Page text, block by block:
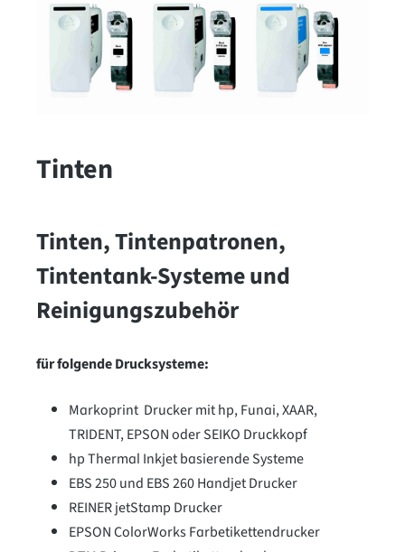
Tinten
Tinten, Tintenpatronen,
Tintentank-Systeme und
Reinigungszubehör
für folgende Drucksysteme:
Markoprint Drucker mit hp, Funai, XAAR,
TRIDENT, EPSON oder SEIKO Druckkopf
hp Thermal Inkjet basierende Systeme
EBS 250 und EBS 260 Handjet Drucker
REINER jetStamp Drucker
EPSON ColorWorks Farbetikettendrucker